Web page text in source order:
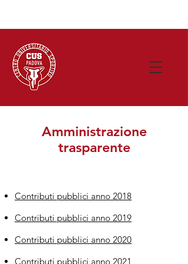
Amministrazione
trasparente
Contributi pubblici anno 2018
Contributi pubblici anno 2019
Contributi pubblici anno 2020
Contributi pubblici anno 2021